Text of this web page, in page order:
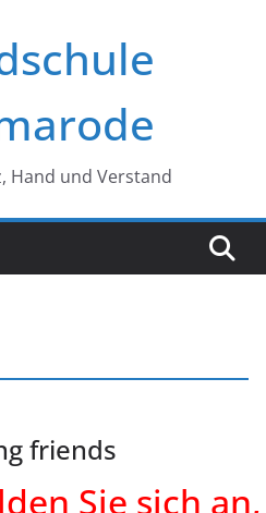
Hand und Verstand
friends
Sie sich